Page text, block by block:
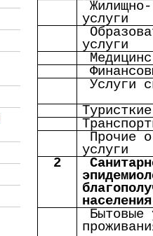
услуги
услуги
Услуги
Прочие
услуги
2
Бытовые